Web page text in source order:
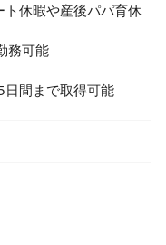
ト休暇や産後パパ育休
務可能
間まで取得可能